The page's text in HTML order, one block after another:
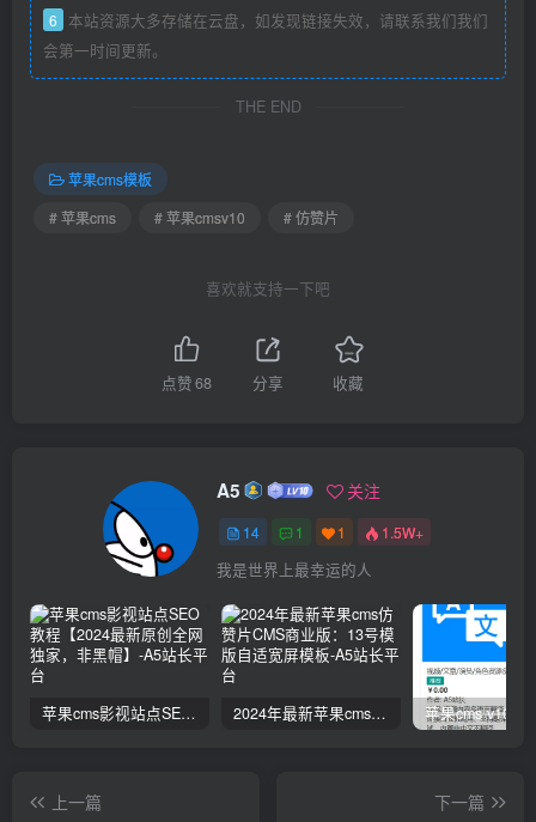
6
本站资源大多存储在云盘，如发现链接失效，请联系我们我们
会第一时间更新。
THE END
苹果cms模板
# 苹果cms
# 苹果cmsv10 # 仿赞片
喜欢就支持一下吧
点赞68 分享 收藏
A5 关注
14 1 1 1.5W+
我是世界上最幸运的人
苹果cms影视站点SEO教程【2024最新原创全网独家，非黑帽】 2024年最新苹果cms仿赞片CMS商业版：13号模版自适宽屏模板
上一篇
下一篇